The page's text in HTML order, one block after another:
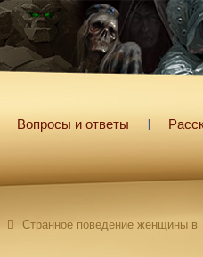
Вопросы и ответы
Странное поведение женщины в